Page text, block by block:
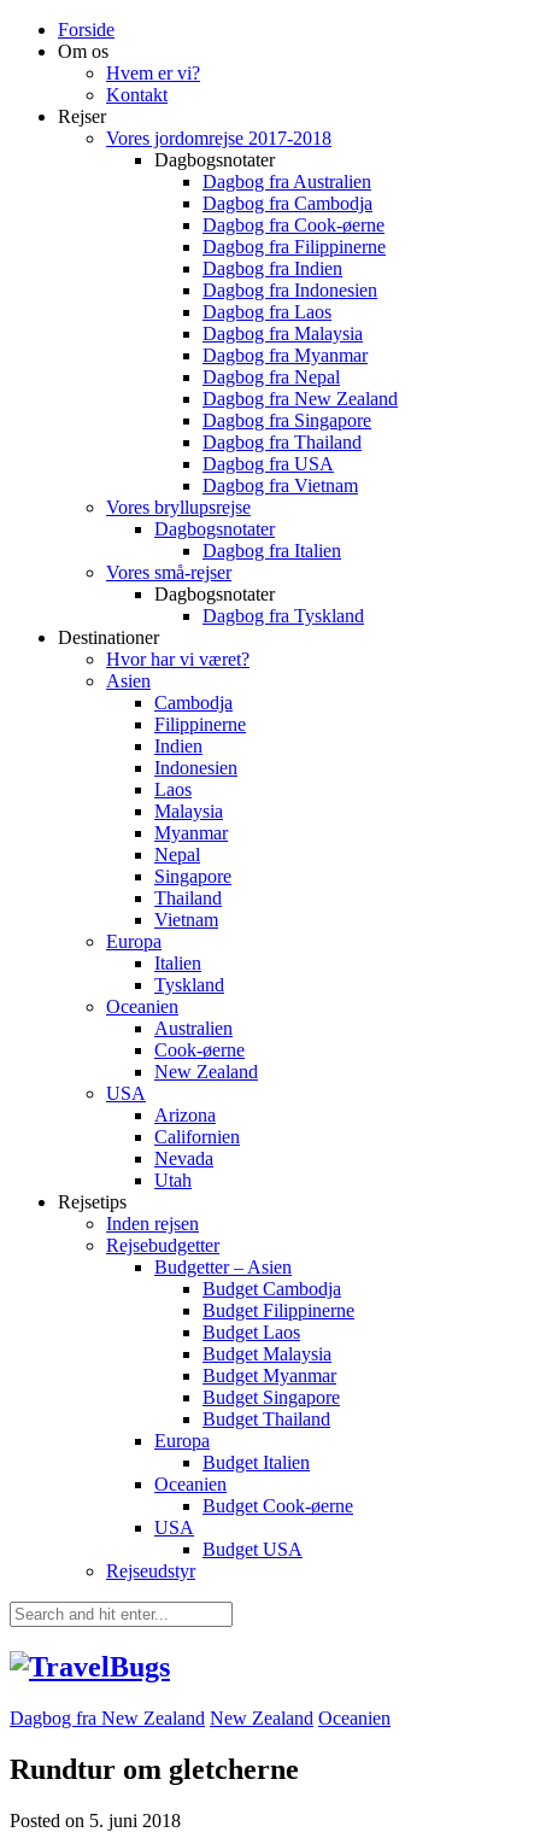
Forside
Om os
Hvem er vi?
Kontakt
Rejser
Vores jordomrejse 2017-2018
Dagbogsnotater
Dagbog fra Australien
Dagbog fra Cambodja
Dagbog fra Cook-øerne
Dagbog fra Filippinerne
Dagbog fra Indien
Dagbog fra Indonesien
Dagbog fra Laos
Dagbog fra Malaysia
Dagbog fra Myanmar
Dagbog fra Nepal
Dagbog fra New Zealand
Dagbog fra Singapore
Dagbog fra Thailand
Dagbog fra USA
Dagbog fra Vietnam
Vores bryllupsrejse
Dagbogsnotater
Dagbog fra Italien
Vores små-rejser
Dagbogsnotater
Dagbog fra Tyskland
Destinationer
Hvor har vi været?
Asien
Cambodja
Filippinerne
Indien
Indonesien
Laos
Malaysia
Myanmar
Nepal
Singapore
Thailand
Vietnam
Europa
Italien
Tyskland
Oceanien
Australien
Cook-øerne
New Zealand
USA
Arizona
Californien
Nevada
Utah
Rejsetips
Inden rejsen
Rejsebudgetter
Budgetter – Asien
Budget Cambodja
Budget Filippinerne
Budget Laos
Budget Malaysia
Budget Myanmar
Budget Singapore
Budget Thailand
Europa
Budget Italien
Oceanien
Budget Cook-øerne
USA
Budget USA
Rejseudstyr
Dagbog fra New Zealand New Zealand Oceanien
Rundtur om gletcherne
Posted on 5. juni 2018